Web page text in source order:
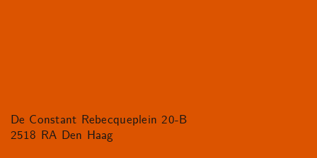
De Constant Rebecqueplein 20-B
2518 RA Den Haag